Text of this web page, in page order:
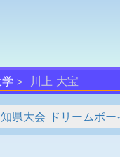
川上 大宝
県大会 ドリームボー